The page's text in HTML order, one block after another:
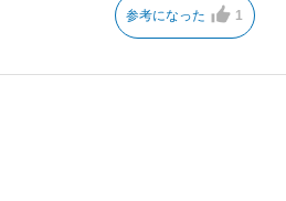
参考になった 1